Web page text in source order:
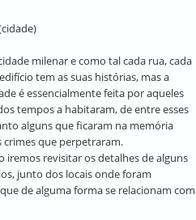
milenar e como tal cada rua, cada
tem as suas histórias, mas a
é essencialmente feita por aqueles
tempos a habitaram, de entre esses
alguns que ficaram na memória
crimes que perpetraram.
iremos revisitar os detalhes de alguns
junto dos locais onde foram
de alguma forma se relacionam com